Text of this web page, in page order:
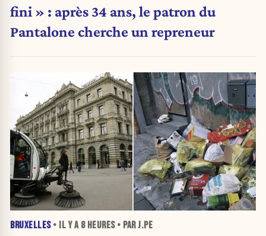
fini » : après 34 ans, le patron du
Pantalone cherche un repreneur
BRUXELLES• IL Y A 8 HEURES• PAR J.PE